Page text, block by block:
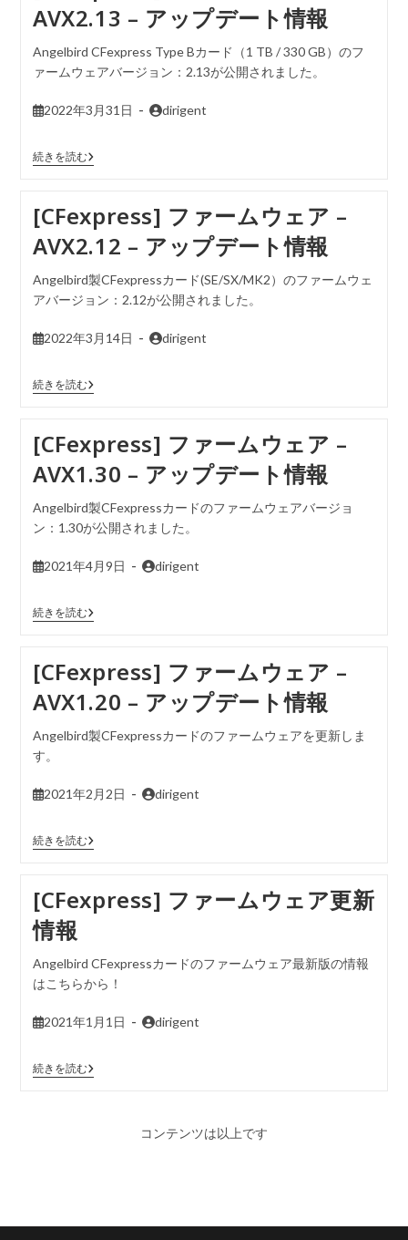
AVX2.13 – アップデート情報
Angelbird CFexpress Type Bカード（1 TB / 330 GB）のフ
ァームウェアバージョン：2.13が公開されました。
2022年3月31日 dirigent
続きを読む
[CFexpress] ファームウェア –
AVX2.12 – アップデート情報
Angelbird製CFexpressカード(SE/SX/MK2）のファームウェ
アバージョン：2.12が公開されました。
2022年3月14日 dirigent
続きを読む
[CFexpress] ファームウェア –
AVX1.30 – アップデート情報
Angelbird製CFexpressカードのファームウェアバージョ
ン：1.30が公開されました。
2021年4月9日 dirigent
続きを読む
[CFexpress] ファームウェア –
AVX1.20 – アップデート情報
Angelbird製CFexpressカードのファームウェアを更新しま
す。
2021年2月2日 dirigent
続きを読む
[CFexpress] ファームウェア更新
情報
Angelbird CFexpressカードのファームウェア最新版の情報
はこちらから！
2021年1月1日 dirigent
続きを読む
コンテンツは以上です